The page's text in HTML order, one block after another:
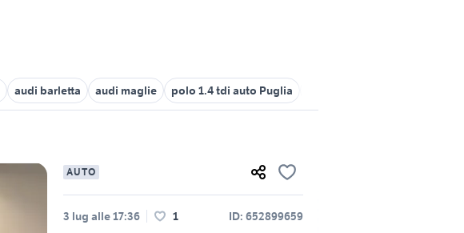
audi barletta audi maglie polo 1.4 tdi auto Puglia
AUTO
3 lug alle 17:36 1 ID: 652899659